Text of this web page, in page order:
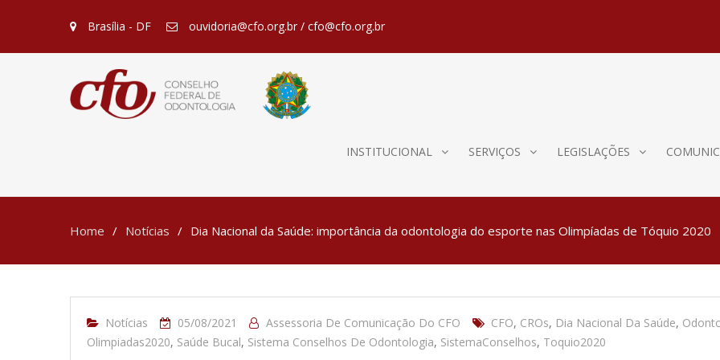
Brasília - DF ouvidoria@cfo.org.br / cfo@cfo.org.br
INSTITUCIONAL SERVIÇOS LEGISLAÇÕES
Home Notícias Dia Nacional da Saúde: importância da odontologia do esporte nas Olimpíadas de Tóquio 2020
Notícias 05/08/2021 Assessoria De Comunicação Do CFO CFO, CROs, Dia Nacional Da Saúde,
Olimpiadas2020, Saúde Bucal, Sistema Conselhos De Odontologia, SistemaConselhos, Toquio2020